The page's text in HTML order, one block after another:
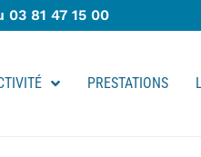
81 47 15 00
PRESTATIONS